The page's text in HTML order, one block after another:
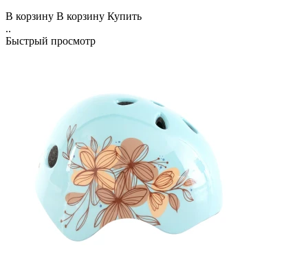
В корзину В корзину Купить
..
Быстрый просмотр